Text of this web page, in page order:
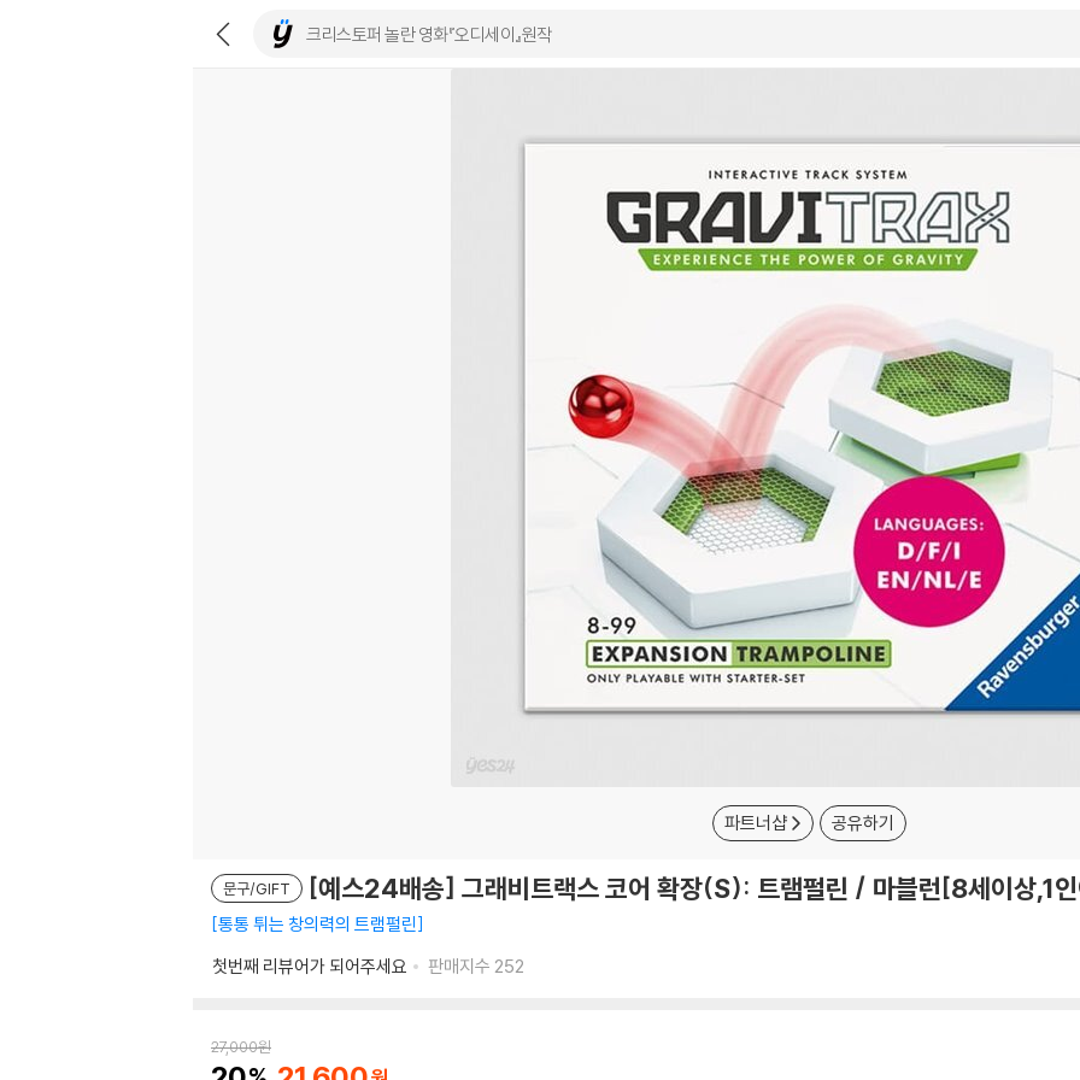
파트너샵 공유하기
문구/GIFT [예스24배송] 그래비트랙스 코어 확장(S): 트램펄린 / 마블런[8세이상,1
통통 튀는 창의력의 트램펄린
첫번째 리뷰어가 되어주세요
판매지수 252
27,000원